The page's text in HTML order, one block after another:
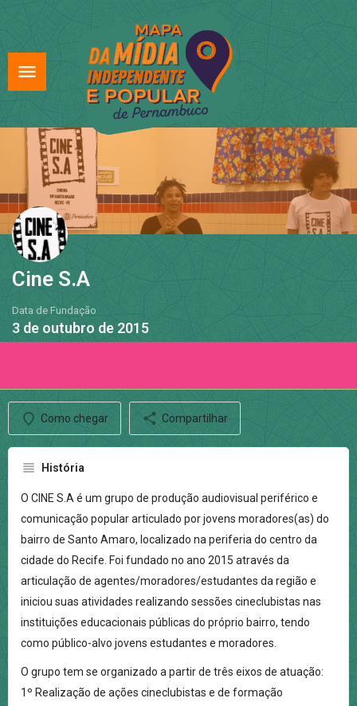
Cine S.A
Data de Fundação
3 de outubro de 2015
Como chegar Compartilhar
História
O CINE S.A é um grupo de produção audiovisual periférico e
comunicação popular articulado por jovens moradores(as) do
bairro de Santo Amaro, localizado na periferia do centro da
cidade do Recife. Foi fundado no ano 2015 através da
articulação de agentes/moradores/estudantes da região e
iniciou suas atividades realizando sessões cineclubistas nas
instituições educacionais públicas do próprio bairro, tendo
como público-alvo jovens estudantes e moradores.
O grupo tem se organizado a partir de três eixos de atuação:
1º Realização de ações cineclubistas e de formação